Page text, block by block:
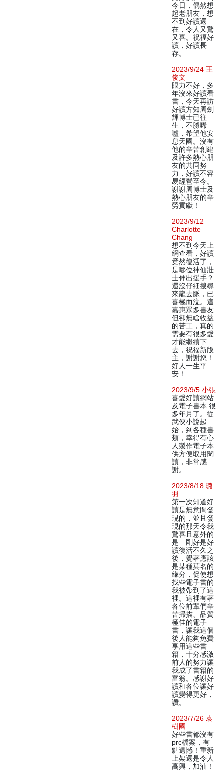
今日，偶然想
起老朋友，想
不到好讀還
在，令人又驚
又喜。祝福好
讀，好讀長
存。
2023/9/24 王
俊文
眼力不好，多
年沒來好讀看
書，今天再訪
好讀方知周劍
輝博士已往
生，不勝唏
噓，希望他安
息天國。沒有
他的辛苦創建
及許多熱心朋
友的共同努
力，好讀不容
易經營至今。
謝謝周博士及
熱心朋友的辛
勞貢獻！
2023/9/12
Charlotte
Chang
想不到今天上
網查看，好讀
竟然復活了，
是哪位神仙壯
士伸出援手？
還沒仔細搜尋
來龍去脈，已
喜極而泣。這
嘉惠眾多書友
但卻無啥收益
的苦工，真的
需要有很多愛
才能繼續下
去，祝福新版
主，謝謝您！
好人一生平
安！
2023/9/5 小張
喜愛好讀網站
及電子書本 很
多年月了。從
武俠小說起
始，到各種書
類，幸得有心
人製作電子本
供方便取用閱
讀，非常感
謝。
2023/8/18 璐
羽
第一次知道好
讀是無意間發
現的，並且發
現的那天令我
驚喜且意外的
是—剛好是好
讀復活不久之
後，覺著應該
是某種莫名的
緣分，促使想
找些電子書的
我被帶到了這
裡。這裡有著
各位前輩們辛
苦掃描、品質
極佳的電子
書，讓我這個
後人能夠免費
享用這些書
籍，十分感激
前人的努力讓
我成了書籍的
富翁。感謝好
讀和各位讓好
讀變得更好，
讚。
2023/7/26 袁
樹國
好些書都沒有
prc檔案，有
點遺憾！重新
上架還是令人
高興，加油！